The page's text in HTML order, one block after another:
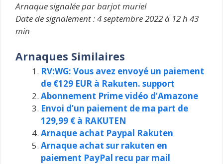
Arnaque signalée par barjot muriel
Date de signalement : 4 septembre 2022 à 12 h 43
min
Arnaques Similaires
RV:WG: Vous avez envoyé un paiement
de €129 EUR à Rakuten. support
Abonnement Prime vidéo d’Amazone
Envoi d’un paiement de ma part de
129,99 € à RAKUTEN
Arnaque achat Paypal Rakuten
Arnaque achat sur rakuten en
paiement PayPal recu par mail